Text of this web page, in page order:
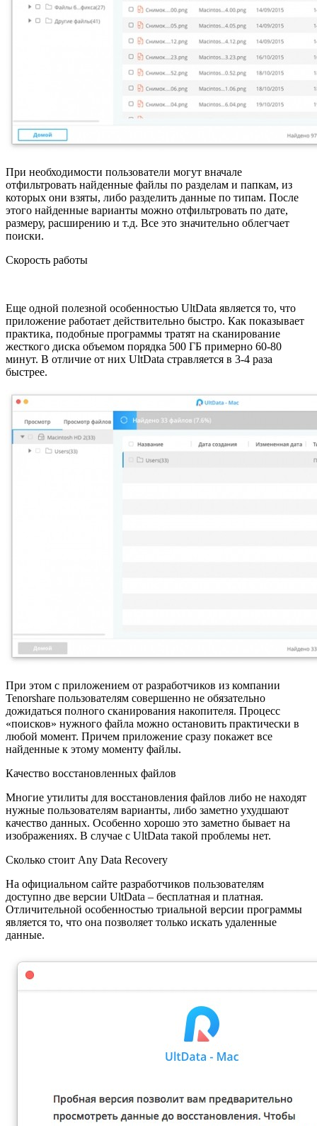
При необходимости пользователи могут вначале
отфильтровать найденные файлы по разделам и папкам, из
которых они взяты, либо разделить данные по типам. После
этого найденные варианты можно отфильтровать по дате,
размеру, расширению и т.д. Все это значительно облегчает
поиски.
Скорость работы
Еще одной полезной особенностью UltData является то, что
приложение работает действительно быстро. Как показывает
практика, подобные программы тратят на сканирование
жесткого диска объемом порядка 500 ГБ примерно 60-80
минут. В отличие от них UltData стравляется в 3-4 раза
быстрее.
При этом с приложением от разработчиков из компании
Tenorshare пользователям совершенно не обязательно
дожидаться полного сканирования накопителя. Процесс
«поисков» нужного файла можно остановить практически в
любой момент. Причем приложение сразу покажет все
найденные к этому моменту файлы.
Качество восстановленных файлов
Многие утилиты для восстановления файлов либо не находят
нужные пользователям варианты, либо заметно ухудшают
качество данных. Особенно хорошо это заметно бывает на
изображениях. В случае с UltData такой проблемы нет.
Сколько стоит Any Data Recovery
На официальном сайте разработчиков пользователям
доступно две версии UltData – бесплатная и платная.
Отличительной особенностью триальной версии программы
является то, что она позволяет только искать удаленные
данные.